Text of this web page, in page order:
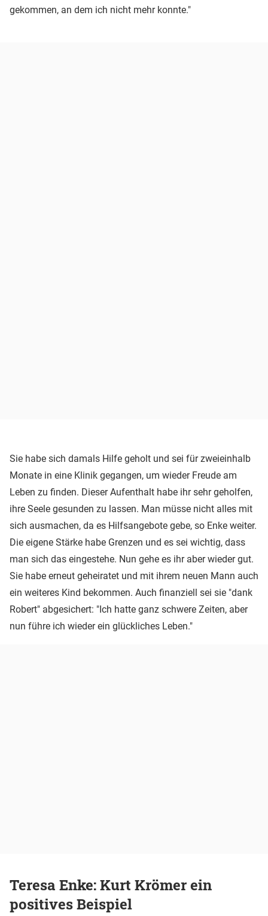
gekommen, an dem ich nicht mehr konnte."
Sie habe sich damals Hilfe geholt und sei für zweieinhalb
Monate in eine Klinik gegangen, um wieder Freude am
Leben zu finden. Dieser Aufenthalt habe ihr sehr geholfen,
ihre Seele gesunden zu lassen. Man müsse nicht alles mit
sich ausmachen, da es Hilfsangebote gebe, so Enke weiter.
Die eigene Stärke habe Grenzen und es sei wichtig, dass
man sich das eingestehe. Nun gehe es ihr aber wieder gut.
Sie habe erneut geheiratet und mit ihrem neuen Mann auch
ein weiteres Kind bekommen. Auch finanziell sei sie "dank
Robert" abgesichert: "Ich hatte ganz schwere Zeiten, aber
nun führe ich wieder ein glückliches Leben."
Teresa Enke: Kurt Krömer ein
positives Beispiel